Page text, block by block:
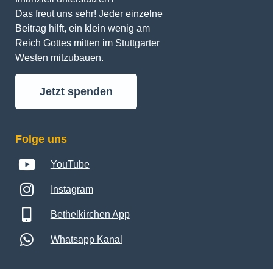
Das freut uns sehr! Jeder einzelne
Beitrag hilft, ein klein wenig am
Reich Gottes mitten im Stuttgarter
Westen mitzubauen.
Jetzt spenden
Folge uns
YouTube
Instagram
Bethelkirchen App
Whatsapp Kanal